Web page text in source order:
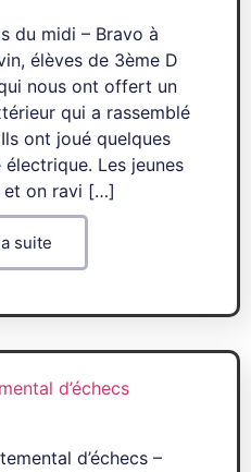
du midi – Bravo à
élèves de 3ème D
nous ont offert un
qui a rassemblé
ont joué quelques
Les jeunes
et on ravi […]
suite
d’échecs –